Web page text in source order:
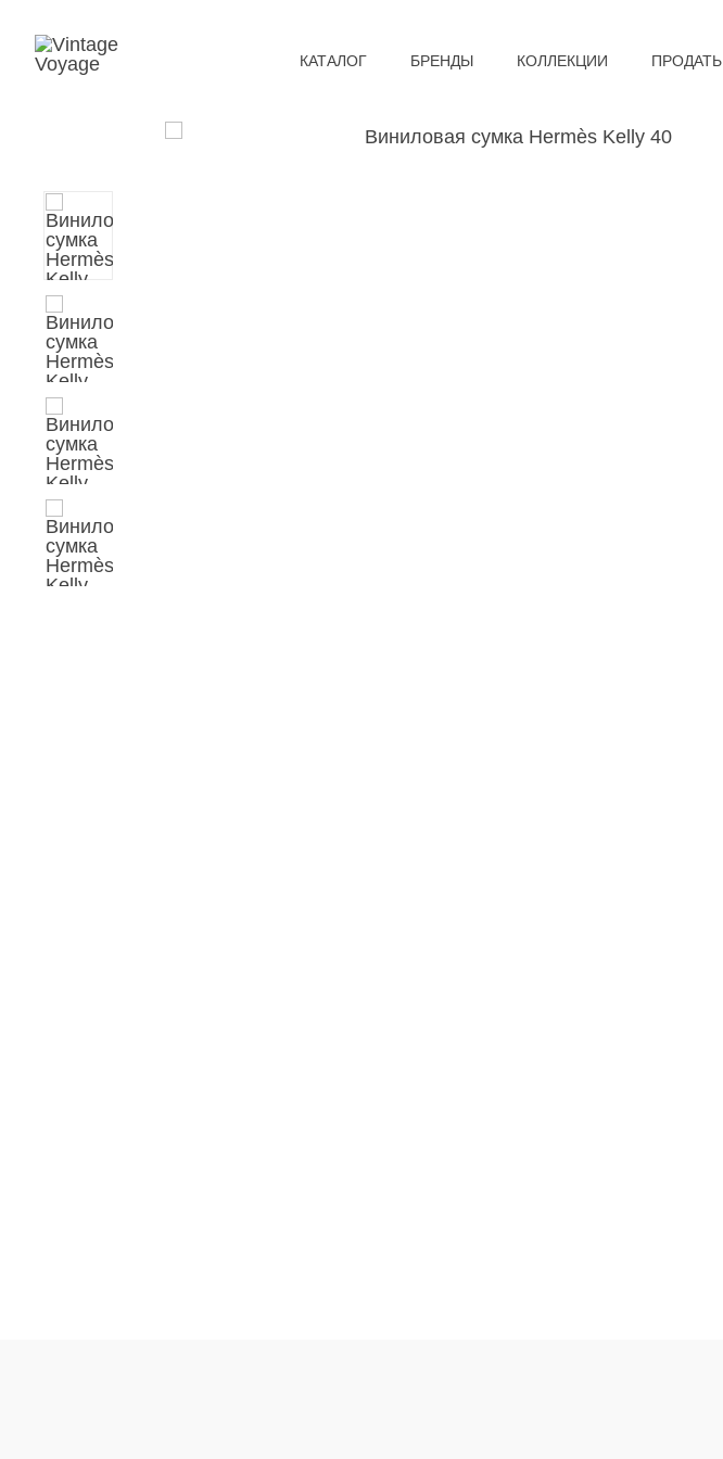
КАТАЛОГ БРЕНДЫ КОЛЛЕКЦИИ ПРОДАТЬ